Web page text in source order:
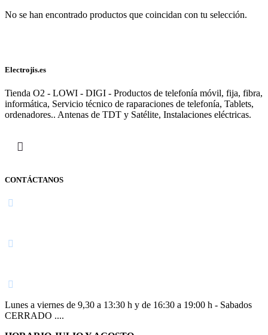
No se han encontrado productos que coincidan con tu selección.
Electrojis.es
Tienda O2 - LOWI - DIGI - Productos de telefonía móvil, fija, fibra,
informática, Servicio técnico de raparaciones de telefonía, Tablets,
ordenadores.. Antenas de TDT y Satélite, Instalaciones eléctricas.
CONTÁCTANOS
Lunes a viernes de 9,30 a 13:30 h y de 16:30 a 19:00 h - Sabados
CERRADO ....